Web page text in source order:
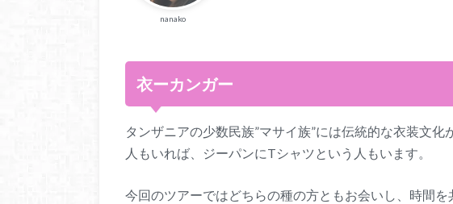
nanako
衣ーカンガー
タンザニアの少数民族”マサイ族”には伝統的な衣装文
人もいれば、ジーパンにTシャツという人もいます。
今回のツアーではどちらの種の方ともお会いし、時間